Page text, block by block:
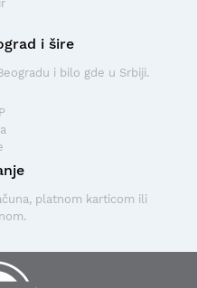
i šire
i bilo gde u Srbiji.
platnom karticom ili